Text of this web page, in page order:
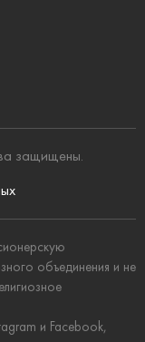
защищены.
объединения и не
и Facebook,